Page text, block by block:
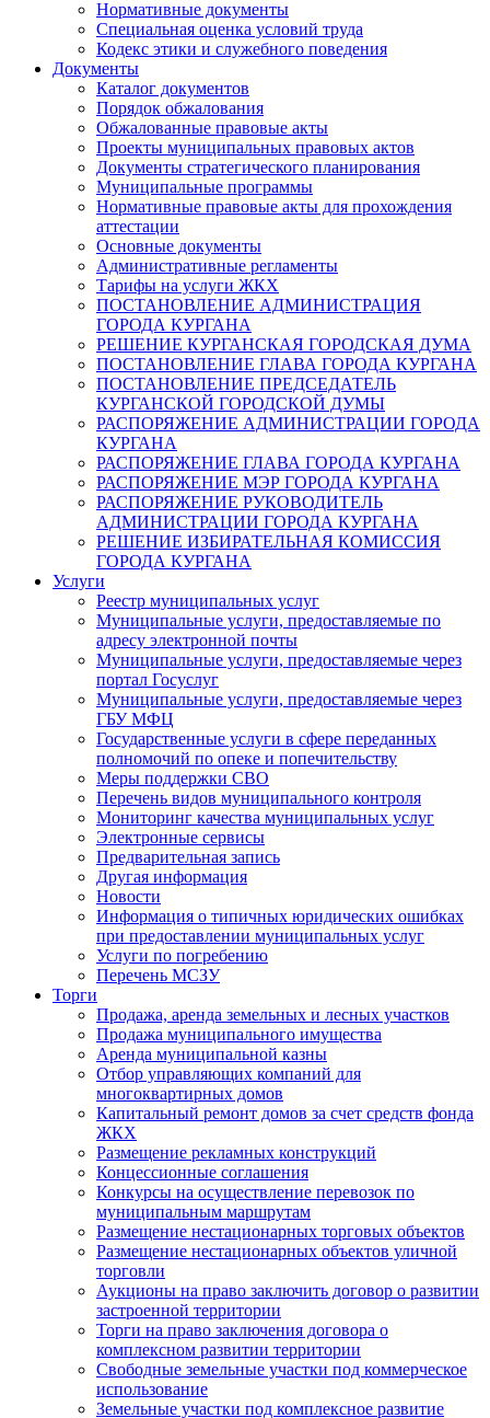
Нормативные документы
Специальная оценка условий труда
Кодекс этики и служебного поведения
Документы
Каталог документов
Порядок обжалования
Обжалованные правовые акты
Проекты муниципальных правовых актов
Документы стратегического планирования
Муниципальные программы
Нормативные правовые акты для прохождения
аттестации
Основные документы
Административные регламенты
Тарифы на услуги ЖКХ
ПОСТАНОВЛЕНИЕ АДМИНИСТРАЦИЯ
ГОРОДА КУРГАНА
РЕШЕНИЕ КУРГАНСКАЯ ГОРОДСКАЯ ДУМА
ПОСТАНОВЛЕНИЕ ГЛАВА ГОРОДА КУРГАНА
ПОСТАНОВЛЕНИЕ ПРЕДСЕДАТЕЛЬ
КУРГАНСКОЙ ГОРОДСКОЙ ДУМЫ
РАСПОРЯЖЕНИЕ АДМИНИСТРАЦИИ ГОРОДА
КУРГАНА
РАСПОРЯЖЕНИЕ ГЛАВА ГОРОДА КУРГАНА
РАСПОРЯЖЕНИЕ МЭР ГОРОДА КУРГАНА
РАСПОРЯЖЕНИЕ РУКОВОДИТЕЛЬ
АДМИНИСТРАЦИИ ГОРОДА КУРГАНА
РЕШЕНИЕ ИЗБИРАТЕЛЬНАЯ КОМИССИЯ
ГОРОДА КУРГАНА
Услуги
Реестр муниципальных услуг
Муниципальные услуги, предоставляемые по
адресу электронной почты
Муниципальные услуги, предоставляемые через
портал Госуслуг
Муниципальные услуги, предоставляемые через
ГБУ МФЦ
Государственные услуги в сфере переданных
полномочий по опеке и попечительству
Меры поддержки СВО
Перечень видов муниципального контроля
Мониторинг качества муниципальных услуг
Электронные сервисы
Предварительная запись
Другая информация
Новости
Информация о типичных юридических ошибках
при предоставлении муниципальных услуг
Услуги по погребению
Перечень МСЗУ
Торги
Продажа, аренда земельных и лесных участков
Продажа муниципального имущества
Аренда муниципальной казны
Отбор управляющих компаний для
многоквартирных домов
Капитальный ремонт домов за счет средств фонда
ЖКХ
Размещение рекламных конструкций
Концессионные соглашения
Конкурсы на осуществление перевозок по
муниципальным маршрутам
Размещение нестационарных торговых объектов
Размещение нестационарных объектов уличной
торговли
Аукционы на право заключить договор о развитии
застроенной территории
Торги на право заключения договора о
комплексном развитии территории
Свободные земельные участки под коммерческое
использование
Земельные участки под комплексное развитие